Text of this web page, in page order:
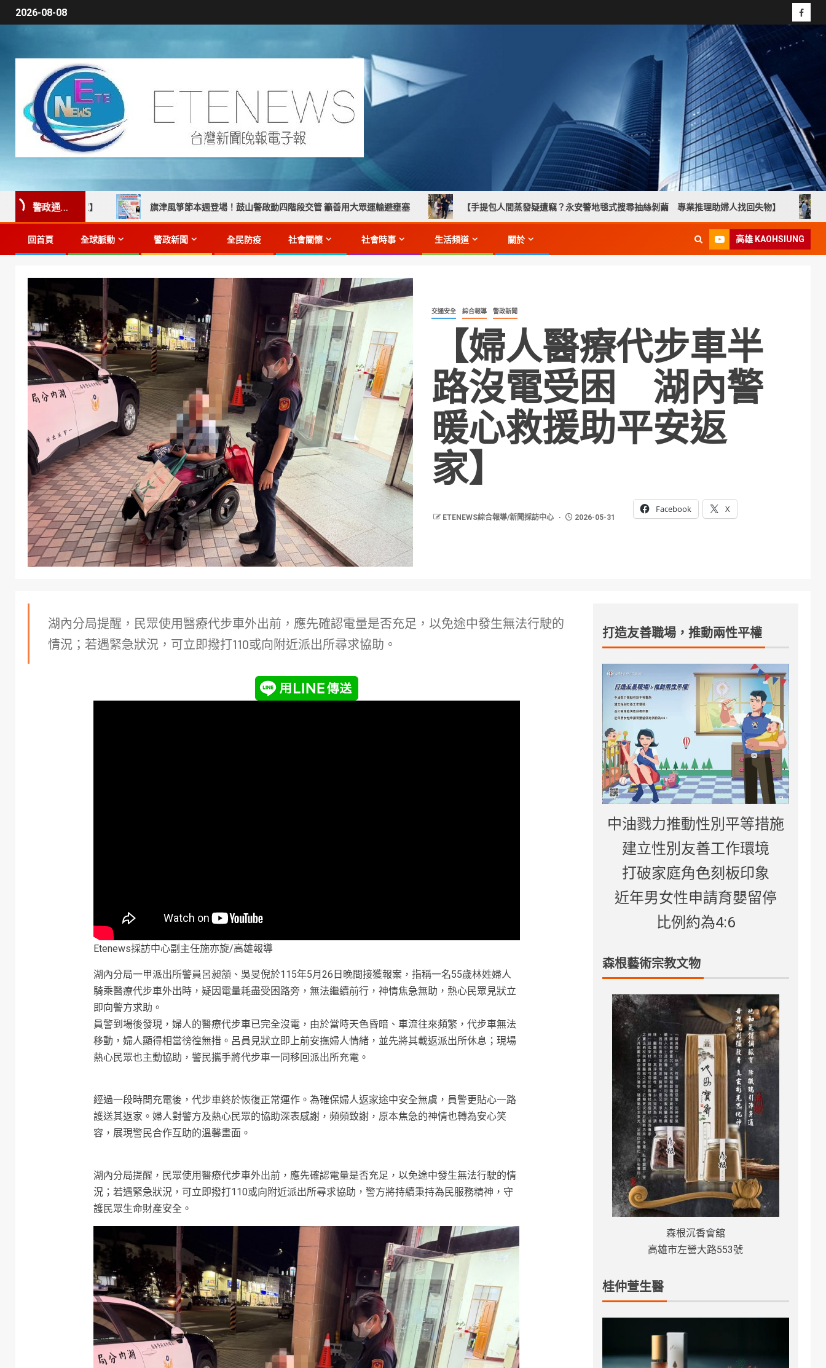
2026-08-08
警政通...
人車返家】 旗津風箏節本週登場！鼓山警啟動四階段交管 籲善用大眾運輸避壅塞 【手提包人間蒸發疑遭竊？永安警地毯式搜尋抽絲剝繭 專業推理助婦人找回失物】 高溫下焦
回首頁 全球脈動 警政新聞 全民防疫 社會關懷 社會時事 生活頻道 關於 高雄 KAOHSIUNG
交通安全 綜合報導 警政新聞
【婦人醫療代步車半
路沒電受困 湖內警
暖心救援助平安返
家】
ETENEWS綜合報導/新聞採訪中心 2026-05-31
Facebook X
湖內分局提醒，民眾使用醫療代步車外出前，應先確認電量是否充足，以免途中發生無法行駛的
情況；若遇緊急狀況，可立即撥打110或向附近派出所尋求協助。
Etenews採訪中心副主任施亦旋/高雄報導
湖內分局一甲派出所警員呂昶頷、吳旻倪於115年5月26日晚間接獲報案，指稱一名55歲林姓婦人
騎乘醫療代步車外出時，疑因電量耗盡受困路旁，無法繼續前行，神情焦急無助，熱心民眾見狀立
即向警方求助。
員警到場後發現，婦人的醫療代步車已完全沒電，由於當時天色昏暗、車流往來頻繁，代步車無法
移動，婦人顯得相當徬徨無措。呂員見狀立即上前安撫婦人情緒，並先將其載返派出所休息；現場
熱心民眾也主動協助，警民攜手將代步車一同移回派出所充電。
經過一段時間充電後，代步車終於恢復正常運作。為確保婦人返家途中安全無虞，員警更貼心一路
護送其返家。婦人對警方及熱心民眾的協助深表感謝，頻頻致謝，原本焦急的神情也轉為安心笑
容，展現警民合作互助的溫馨畫面。
湖內分局提醒，民眾使用醫療代步車外出前，應先確認電量是否充足，以免途中發生無法行駛的情
況；若遇緊急狀況，可立即撥打110或向附近派出所尋求協助，警方將持續秉持為民服務精神，守
護民眾生命財產安全。
打造友善職場，推動兩性平權
中油戮力推動性別平等措施
建立性別友善工作環境
打破家庭角色刻板印象
近年男女性申請育嬰留停
比例約為4:6
森根藝術宗教文物
森根沉香會舘
高雄市左營大路553號
桂仲萱生醫